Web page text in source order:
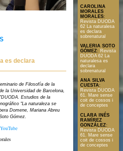
es declara
de Filosofía de la
la Universidad de Barcelona,
Estudios de la
“La naturaleza se
Domene, Mariana Abreu
Gómez.
CAROLINA
MORALES
MORALES:
Revista DUODA
62 La naturalesa
es declara
sobrenatural
VALERIA SOTO
GÓMEZ: Revista
DUODA 62 La
naturalesa es
declara
sobrenatural
ANA SILVA
CUESTA:
Revista DUODA
61. Mare sense
coit de cossos i
de conceptes
CLARA INÉS
RAMÍREZ
GONZÁLEZ:
Revista DUODA
61. Mare sense
coit de cossos i
de conceptes